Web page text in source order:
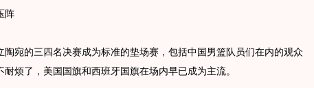
阵
的三四名决赛成为标准的垫场赛，包括中国男篮队员们在内的观众
耐烦了，美国国旗和西班牙国旗在场内早已成为主流。